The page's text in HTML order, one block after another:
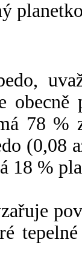
78 %
(0,08
18 %